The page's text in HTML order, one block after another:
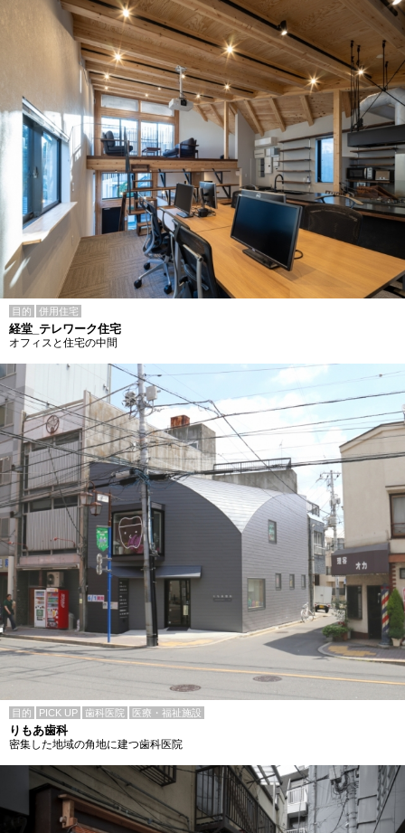
目的 併用住宅
経堂_テレワーク住宅
オフィスと住宅の中間
目的 PICK UP 歯科医院 医療・福祉施設
りもあ歯科
密集した地域の角地に建つ歯科医院